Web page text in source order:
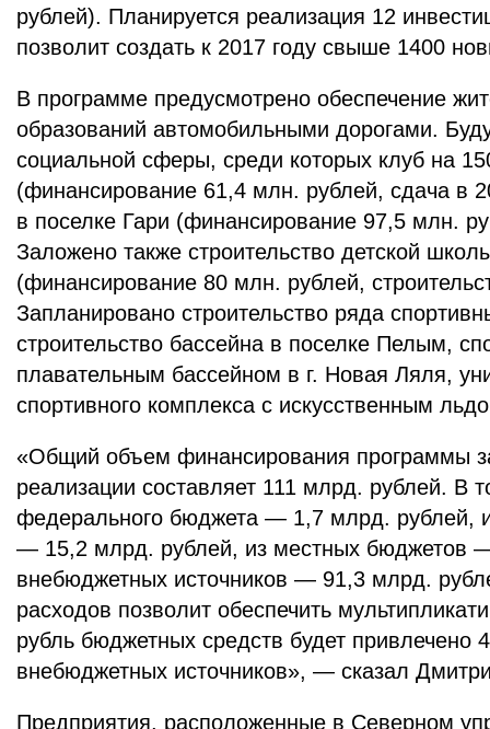
рублей). Планируется реализация 12
позволит создать к 2017 году свыше 1400
В программе предусмотрено обеспечение
образований автомобильными дорогами.
социальной сферы, среди которых клуб на
(финансирование 61,4 млн. рублей, сдача в
в поселке Гари (финансирование 97,5 млн.
Заложено также строительство детской
(финансирование 80 млн. рублей,
Запланировано строительство ряда
строительство бассейна в поселке Пелым,
плавательным бассейном в г. Новая Ляля,
спортивного комплекса с искусственным
«Общий объем финансирования программы
реализации составляет 111 млрд. рублей. В
федерального бюджета — 1,7 млрд. рублей,
— 15,2 млрд. рублей, из местных бюджетов
внебюджетных источников — 91,3 млрд.
расходов позволит обеспечить
рубль бюджетных средств будет привлечено
внебюджетных источников», — сказал
Предприятия, расположенные в Северном